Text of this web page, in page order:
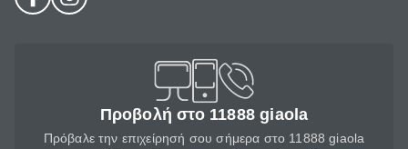
Προβολή στο 11888 giaola
Πρόβαλε την επιχείρησή σου σήμερα στο 11888 giaola